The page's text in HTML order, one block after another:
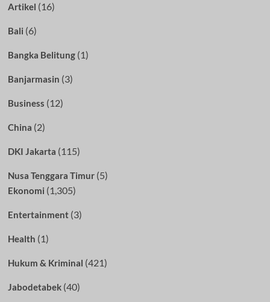
Artikel (16)
Bali (6)
Bangka Belitung(1)
Banjarmasin (3)
Business (12)
China (2)
DKI Jakarta (115)
Nusa Tenggara Timur(5)
Ekonomi (1,305)
Entertainment(3)
Health (1)
Hukum & Kriminal (421)
Jabodetabek(40)